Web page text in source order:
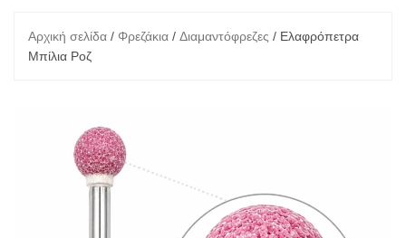
Αρχική σελίδα / Φρεζάκια / Διαμαντόφρεζες / Ελαφρόπετρα
Μπίλια Ροζ